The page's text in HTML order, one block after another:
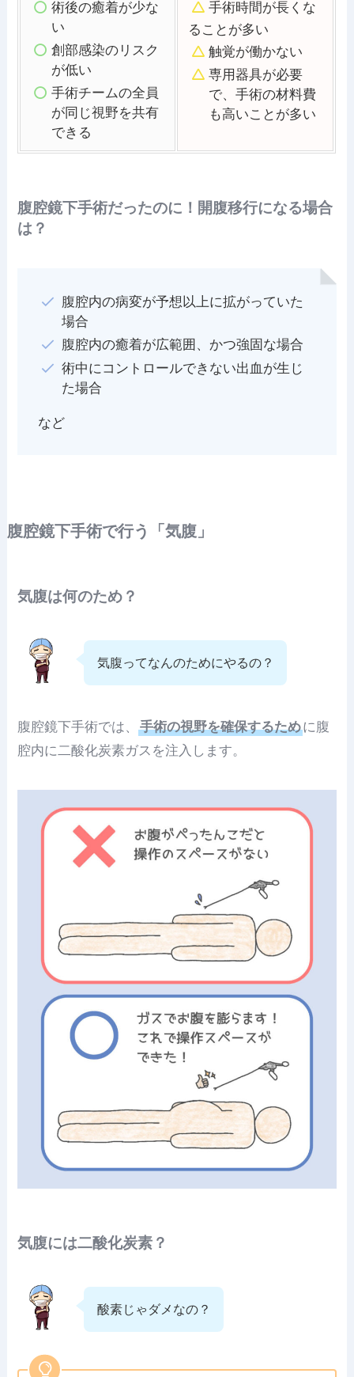
術後の癒着が少な
い
創部感染のリスク
が低い
手術チームの全員
が同じ視野を共有
できる
手術時間が長くな
ることが多い
触覚が働かない
専用器具が必要
で、手術の材料費
も高いことが多い
腹腔鏡下手術だったのに！開腹移行になる場合
は？
腹腔内の病変が予想以上に拡がっていた
場合
腹腔内の癒着が広範囲、かつ強固な場合
術中にコントロールできない出血が生じ
た場合
など
腹腔鏡下手術で行う「気腹」
気腹は何のため？
気腹ってなんのためにやるの？
腹腔鏡下手術では、手術の視野を確保するために腹
腔内に二酸化炭素ガスを注入します。
気腹には二酸化炭素？
酸素じゃダメなの？